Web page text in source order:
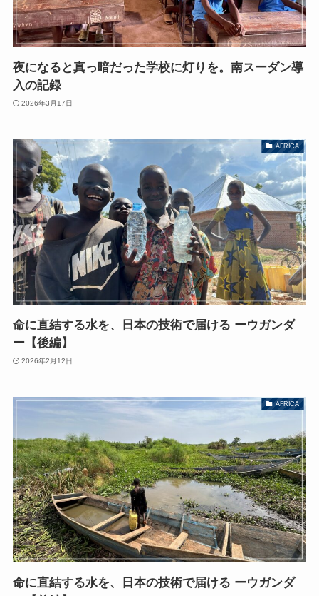
夜になると真っ暗だった学校に灯りを。南スーダン導
入の記録
2026年3月17日
AFRICA
命に直結する水を、日本の技術で届ける ーウガンダ
ー【後編】
2026年2月12日
AFRICA
命に直結する水を、日本の技術で届ける ーウガンダ